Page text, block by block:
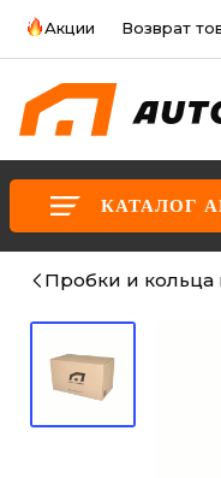
Акции Возврат
КАТАЛОГ
Пробки и кольца